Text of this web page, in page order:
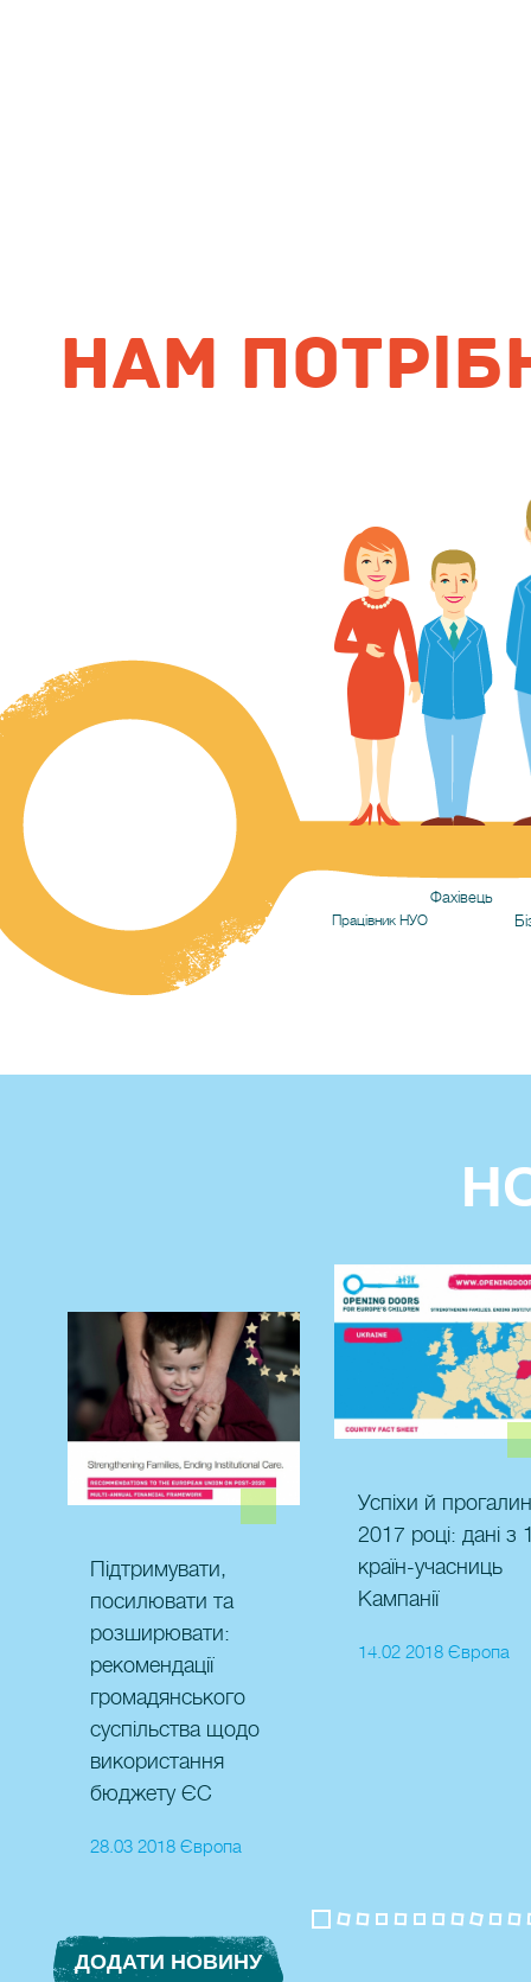
НАМ
Фахівець
Працівник НУО
Підтримувати,
посилювати та
розширювати:
рекомендації
громадянського
суспільства щодо
використання
бюджету ЄС
28.03 2018 Європа
Успіхи й
2017 році: дані з
країн-учасниць
Кампанії
14.02 2018 Європа
ДОДАТИ НОВИНУ